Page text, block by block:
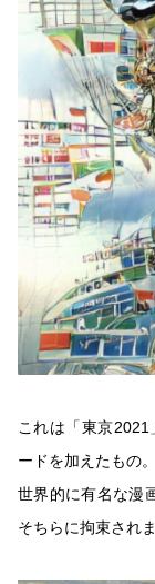
これは「東京2021
ードを加えたもの。
世界的に有名な漫
そちらに拘束され